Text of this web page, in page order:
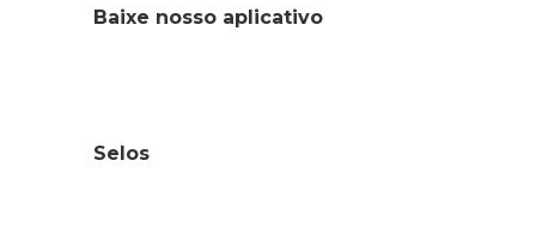
Baixe nosso aplicativo
Selos